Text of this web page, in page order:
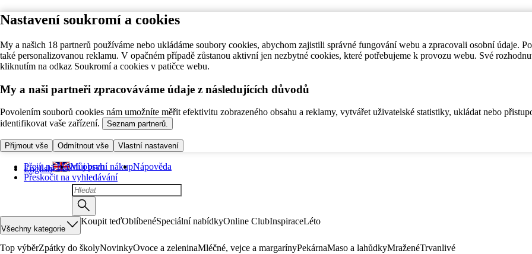
Nastavení soukromí a cookies
My a našich 18 partnerů používáme nebo ukládáme soubory cookies, abychom zajistili správné fungování webu a zpracovali osobní údaje.
také personalizovanou reklamu. V opačném případě zůstanou aktivní jen nezbytné cookies, které potřebujeme k provozu webu. Své
kliknutím na odkaz Soukromí a cookies v patičce webu.
My a naši partneři zpracováváme údaje z následujících důvodů
Povolením souborů cookies nám umožníte měřit efektivitu zobrazeného obsahu a reklamy, vytvářet uživatelské statistiky, ukládat nebo
identifikovat vaše zařízení.
Seznam partnerů.
Přijmout vše Odmítnout vše Vlastní nastavení
Přejít na hlavní obsah
Přeskočit na vyhledávání
English Můj první nákupNápověda
Všechny kategorie
Koupit teďOblíbenéSpeciální nabídkyOnline ClubInspiraceLéto
Top výběrZpátky do školyNovinkyOvoce a zeleninaMléčné, vejce a margarínyPekárnaMaso a lahůdkyMraženéTrvanlivé